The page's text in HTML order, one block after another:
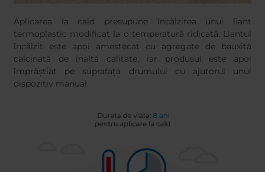
Aplicarea la cald presupune încălzirea unui liant
termoplastic modificat la o temperatură ridicată. Liantul
încălzit este apoi amestecat cu agregate de bauxită
calcinată de înaltă calitate, iar produsul este apoi
împrăștiat pe suprafața drumului cu ajutorul unui
dispozitiv manual.